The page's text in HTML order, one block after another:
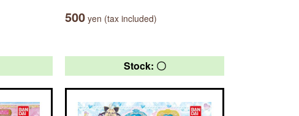
500 yen (tax included)
Stock: 〇